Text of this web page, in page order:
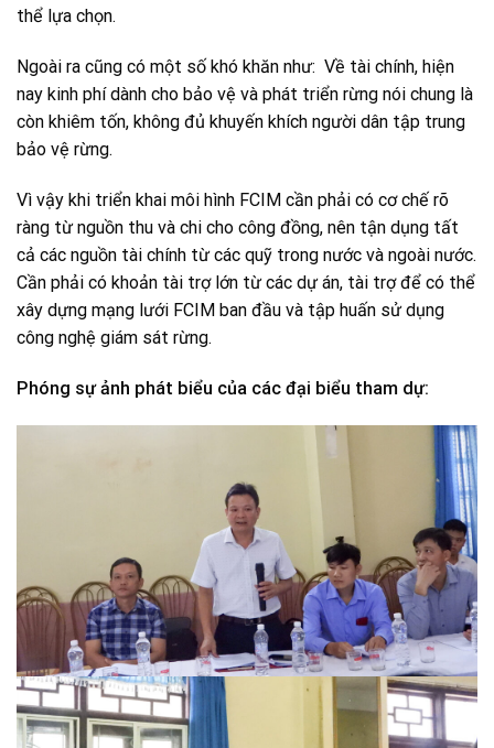
thể lựa chọn.
Ngoài ra cũng có một số khó khăn như: Về tài chính, hiện
nay kinh phí dành cho bảo vệ và phát triển rừng nói chung là
còn khiêm tốn, không đủ khuyến khích người dân tập trung
bảo vệ rừng.
Vì vậy khi triển khai môi hình FCIM cần phải có cơ chế rõ
ràng từ nguồn thu và chi cho công đồng, nên tận dụng tất
cả các nguồn tài chính từ các quỹ trong nước và ngoài nước.
Cần phải có khoản tài trợ lớn từ các dự án, tài trợ để có thể
xây dựng mạng lưới FCIM ban đầu và tập huấn sử dụng
công nghệ giám sát rừng.
Phóng sự ảnh phát biểu của các đại biểu tham dự: